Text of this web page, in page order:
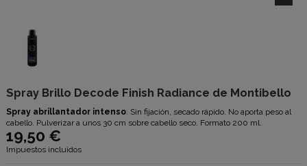
Spray Brillo Decode Finish Radiance de Montibello
Spray abrillantador intenso . Sin fijación, secado rápido. No aporta peso al
cabello. Pulverizar a unos 30 cm sobre cabello seco. Formato 200 ml.
19,50 €
Impuestos incluidos